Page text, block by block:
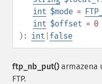
int $mode =
int $offset = 0
):
int false
ftp_nb_put() armazena
FTP.